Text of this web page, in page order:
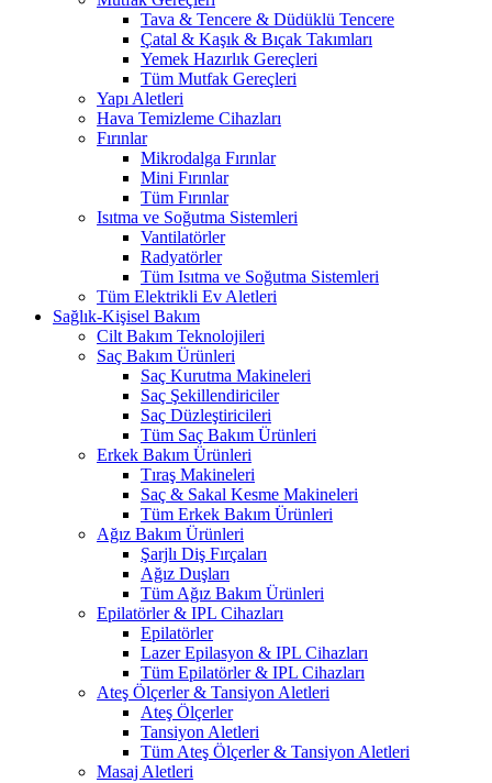
Tava & Tencere & Düdüklü Tencere
Çatal & Kaşık & Bıçak Takımları
Yemek Hazırlık Gereçleri
Tüm Mutfak Gereçleri
Yapı Aletleri
Hava Temizleme Cihazları
Fırınlar
Mikrodalga Fırınlar
Mini Fırınlar
Tüm Fırınlar
Isıtma ve Soğutma Sistemleri
Vantilatörler
Radyatörler
Tüm Isıtma ve Soğutma Sistemleri
Tüm Elektrikli Ev Aletleri
Sağlık-Kişisel Bakım
Cilt Bakım Teknolojileri
Saç Bakım Ürünleri
Saç Kurutma Makineleri
Saç Şekillendiriciler
Saç Düzleştiricileri
Tüm Saç Bakım Ürünleri
Erkek Bakım Ürünleri
Tıraş Makineleri
Saç & Sakal Kesme Makineleri
Tüm Erkek Bakım Ürünleri
Ağız Bakım Ürünleri
Şarjlı Diş Fırçaları
Ağız Duşları
Tüm Ağız Bakım Ürünleri
Epilatörler & IPL Cihazları
Epilatörler
Lazer Epilasyon & IPL Cihazları
Tüm Epilatörler & IPL Cihazları
Ateş Ölçerler & Tansiyon Aletleri
Ateş Ölçerler
Tansiyon Aletleri
Tüm Ateş Ölçerler & Tansiyon Aletleri
Masaj Aletleri